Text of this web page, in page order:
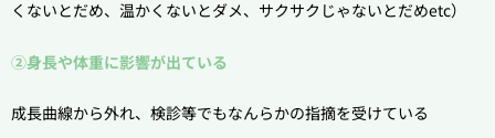
くないとだめ、温かくないとダメ、サクサクじゃないとだめetc）
②身長や体重に影響が出ている
成長曲線から外れ、検診等でもなんらかの指摘を受けている